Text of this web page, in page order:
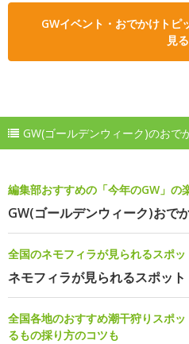
GWイベント・おでかけトピ
見る
GW(ゴールデンウィーク)のおで
編集部おすすめの「今年のGW」の
GW(ゴールデンウィーク)おで
全国のネモフィラが見られるスポ
ネモフィラが見られるスポット
全国各地のおすすめ潮干狩りスポ
るもの採り方のコツも